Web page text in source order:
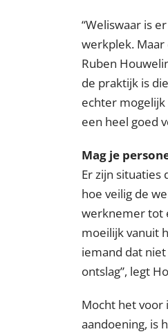
Weliswaar is
werkplek.
Ruben
de praktijk is
echter
een heel goed
Mag je
Er zijn situaties
hoe veilig de
werknemer tot
moeilijk vanuit
iemand dat
ontslag , legt
Mocht het voor
aandoening, is